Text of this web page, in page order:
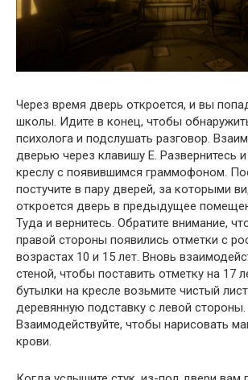
Через время дверь откроется, и вы
школы. Идите в конец, чтобы
психолога и подслушать разговор.
дверью через клавишу E. Развернитесь
креслу с появившимся граммофоном.
постучите в пару дверей, за которыми
откроется дверь в предыдущее
Туда и вернитесь. Обратите внимание,
правой стороны появились отметки с
возрастах 10 и 15 лет. Вновь
стеной, чтобы поставить отметку на 17
бутылки на кресле возьмите чистый
деревянную подставку с левой стороны.
Взаимодействуйте, чтобы нарисовать
крови.